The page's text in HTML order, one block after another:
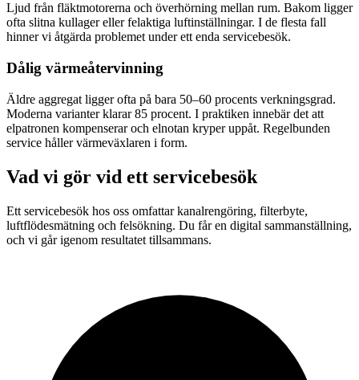
Ljud från fläktmotorerna och överhörning mellan rum. Bakom ligger
ofta slitna kullager eller felaktiga luftinställningar. I de flesta fall
hinner vi åtgärda problemet under ett enda servicebesök.
Dålig värmeåtervinning
Äldre aggregat ligger ofta på bara 50–60 procents verkningsgrad.
Moderna varianter klarar 85 procent. I praktiken innebär det att
elpatronen kompenserar och elnotan kryper uppåt. Regelbunden
service håller värmeväxlaren i form.
Vad vi gör vid ett servicebesök
Ett servicebesök hos oss omfattar kanalrengöring, filterbyte,
luftflödesmätning och felsökning. Du får en digital sammanställning,
och vi går igenom resultatet tillsammans.